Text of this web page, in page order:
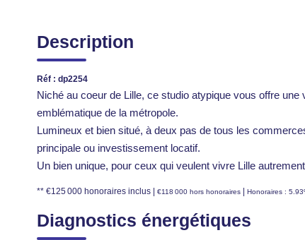
Description
Réf : dp2254
Niché au coeur de Lille, ce studio atypique vous offre
emblématique de la métropole.
Lumineux et bien situé, à deux pas de tous les
principale ou investissement locatif.
Un bien unique, pour ceux qui veulent vivre Lille
** €125 000 honoraires inclus €118 000 hors honoraires Honoraires :
Diagnostics énergétiques